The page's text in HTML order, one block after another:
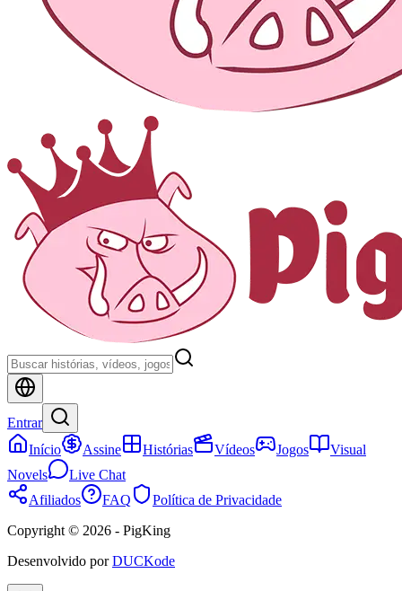
Entrar
Início
Assine Histórias Vídeos Jogos
Visual
Novels
Live Chat
Afiliados
FAQ
Política de Privacidade
Copyright © 2026 - PigKing
Desenvolvido por DUCKode